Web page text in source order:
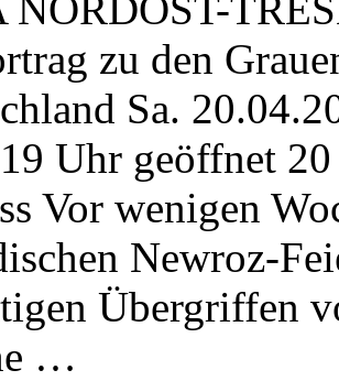
zu den
Sa.
Uhr geöffnet
Vor wenigen
Newroz-
Übergriffen
…